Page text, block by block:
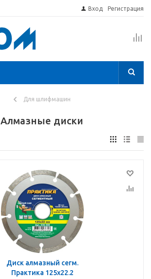
Вход Регистрация
Для шлифмашин
Алмазные диски
Диск алмазный сегм.
Практика 125х22.2